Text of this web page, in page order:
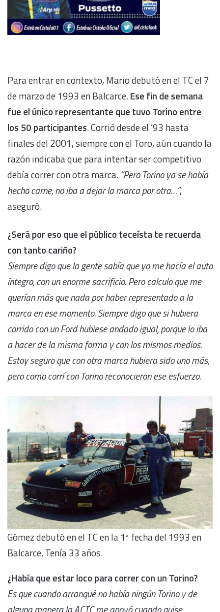
Para entrar en contexto, Mario debutó en el TC el 7
de marzo de 1993 en Balcarce.Ese fin de semana
fue el único representante que tuvo Torino entre
los 50 participantes. Corrió desde el ’93 hasta
finales del 2001, siempre con el Toro, aún cuando la
razón indicaba que para intentar ser competitivo
debía correr con otra marca. “Pero Torino ya se había
hecho carne, no iba a dejar la marca por otra…”,
aseguró.
¿Será por eso que el público teceísta te recuerda
con tanto cariño?
Siempre digo que la gente sabía que yo me hacía el auto
íntegro, con un enorme sacrificio. Pero calculo que me
querían más que nada por haber representado a la
marca en ese momento. Siempre digo que si hubiera
corrido con un Ford hubiese andado igual, porque lo iba
a hacer de la misma forma y con los mismos medios.
Estoy seguro que con otra marca hubiera sido uno más,
pero como corrí con Torino reconocieron ese esfuerzo.
Gómez debutó en el TC en la 1ª fecha del 1993 en
Balcarce. Tenía 33 años.
¿Había que estar loco para correr con un Torino?
Es que cuando arranqué no había ningún Torino y de